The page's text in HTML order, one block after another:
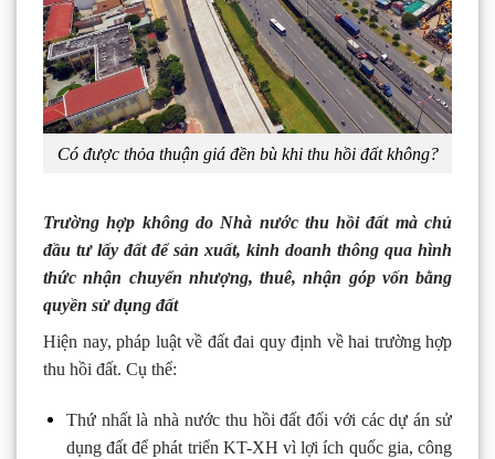
Có được thỏa thuận giá đền bù khi thu hồi đất không?
Trường hợp không do Nhà nước thu hồi đất mà chủ
đầu tư lấy đất để sản xuất, kinh doanh thông qua hình
thức nhận chuyển nhượng, thuê, nhận góp vốn bằng
quyền sử dụng đất
Hiện nay, pháp luật về đất đai quy định về hai trường hợp
thu hồi đất. Cụ thể:
Thứ nhất là nhà nước thu hồi đất đối với các dự án sử
dụng đất để phát triển KT-XH vì lợi ích quốc gia, công